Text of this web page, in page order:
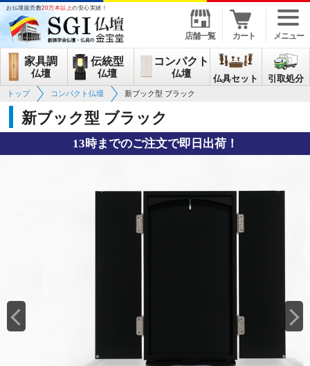
お仏壇販売数20万本以上の安心実績！
店舗一覧 カート メニュー
家具調
仏壇
伝統型
仏壇
コンパクト
仏壇 仏具セット 引取処分
トップ コンパクト仏壇 新ブック型 ブラック
新ブック型 ブラック
13時までのご注文で即日出荷！